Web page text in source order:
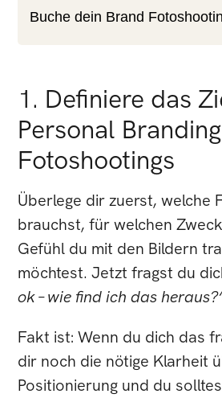
Buche dein Brand
1. Definiere das
Personal Branding
Fotoshootings
Überlege dir zuerst, welche
brauchst, für welchen
Gefühl du mit den Bildern
möchtest. Jetzt fragst du
ok – wie find ich das
Fakt ist: Wenn du dich das
dir noch die nötige Klarheit
Positionierung und du